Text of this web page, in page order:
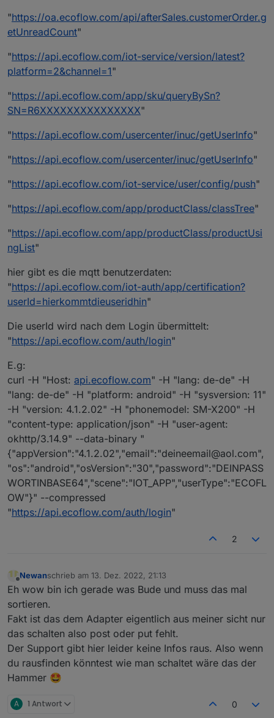
"https://oa.ecoflow.com/api/afterSales.customerOrder.g
etUnreadCount"
"https://api.ecoflow.com/iot-service/version/latest?
platform=2&channel=1"
"https://api.ecoflow.com/app/sku/queryBySn?
SN=R6XXXXXXXXXXXXXXX"
"https://api.ecoflow.com/usercenter/inuc/getUserInfo"
"https://api.ecoflow.com/usercenter/inuc/getUserInfo"
"https://api.ecoflow.com/iot-service/user/config/push"
"https://api.ecoflow.com/app/productClass/classTree"
"https://api.ecoflow.com/app/productClass/productUsi
ngList"
hier gibt es die mqtt benutzerdaten:
"https://api.ecoflow.com/iot-auth/app/certification?
userId=hierkommtdieuseridhin"
Die userId wird nach dem Login übermittelt:
"https://api.ecoflow.com/auth/login"
E.g:
curl -H "Host: api.ecoflow.com" -H "lang: de-de" -H
"lang: de-de" -H "platform: android" -H "sysversion: 11"
-H "version: 4.1.2.02" -H "phonemodel: SM-X200" -H
"content-type: application/json" -H "user-agent:
okhttp/3.14.9" --data-binary "
{"appVersion":"4.1.2.02","email":"deineemail@aol.com",
"os":"android","osVersion":"30","password":"DEINPASS
WORTINBASE64","scene":"IOT_APP","userType":"ECOFL
OW"}" --compressed
"https://api.ecoflow.com/auth/login"
2
Newanschrieb am 13. Dez. 2022, 21:13
zuletzt editiert von
Eh wow bin ich gerade was Bude und muss das mal
sortieren.
Fakt ist das dem Adapter eigentlich aus meiner sicht nur
das schalten also post oder put fehlt.
Der Support gibt hier leider keine Infos raus. Also wenn
du rausfinden könntest wie man schaltet wäre das der
Hammer 🤩
A 1 Antwort 0